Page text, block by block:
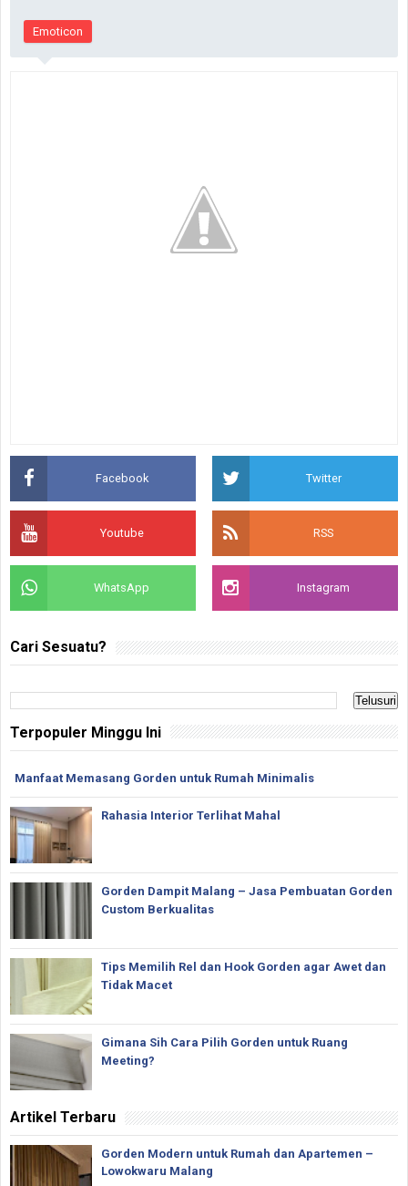
Emoticon
Facebook Twitter
Youtube RSS
WhatsApp Instagram
Cari Sesuatu?
Terpopuler Minggu Ini
Manfaat Memasang Gorden untuk Rumah Minimalis
Rahasia Interior Terlihat Mahal
Gorden Dampit Malang – Jasa Pembuatan Gorden
Custom Berkualitas
Tips Memilih Rel dan Hook Gorden agar Awet dan
Tidak Macet
Gimana Sih Cara Pilih Gorden untuk Ruang
Meeting?
Artikel Terbaru
Gorden Modern untuk Rumah dan Apartemen –
Lowokwaru Malang